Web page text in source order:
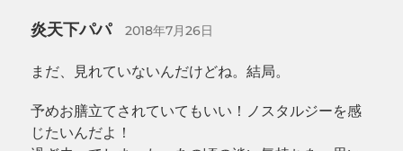
炎天下パパ 2018年7月26日
まだ、見れていないんだけどね。結局。
予めお膳立てされていてもいい！ノスタルジーを感
じたいんだよ！